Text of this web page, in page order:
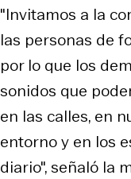
"Invitamos a la
las personas de
por lo que los
sonidos que
en las calles, en
entorno y en los
diario", señaló la